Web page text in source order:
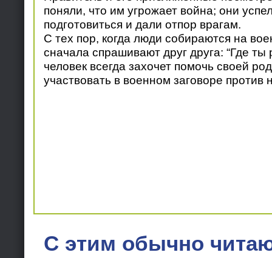
поняли, что им угрожает война; они
подготовиться и дали отпор врагам.
С тех пор, когда люди собираются на
сначала спрашивают друг друга: “Где ты
человек всегда захочет помочь своей
участвовать в военном заговоре против
С этим обычно